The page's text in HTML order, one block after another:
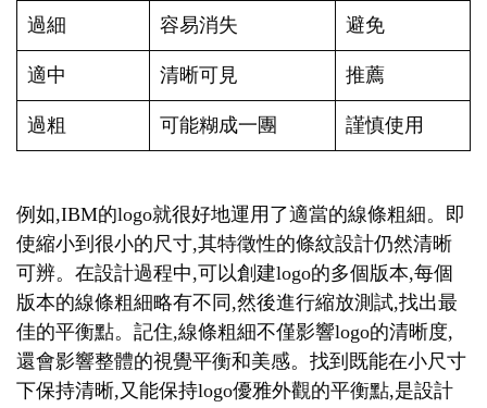
過細 容易消失 避免
適中 清晰可見 推薦
過粗 可能糊成一團 謹慎使用
例如,IBM的logo就很好地運用了適當的線條粗細。即
使縮小到很小的尺寸,其特徵性的條紋設計仍然清晰
可辨。在設計過程中,可以創建logo的多個版本,每個
版本的線條粗細略有不同,然後進行縮放測試,找出最
佳的平衡點。記住,線條粗細不僅影響logo的清晰度,
還會影響整體的視覺平衡和美感。找到既能在小尺寸
下保持清晰,又能保持logo優雅外觀的平衡點,是設計